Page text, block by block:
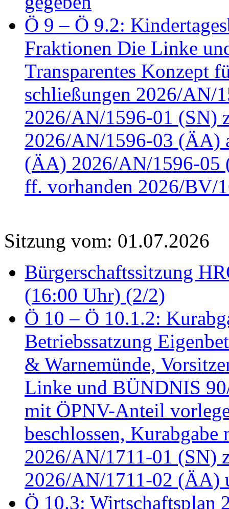
Ö 9 – Ö 9.2:
Fraktionen Die Linke
Transparentes Konzept
schließungen 2026/AN/
2026/AN/1596-01 (SN)
2026/AN/1596-03 (ÄA)
(ÄA) 2026/AN/1596-05
ff. vorhanden 2026/BV/
Sitzung vom: 01.07.2026
Bürgerschaftssitzung
(16:00 Uhr) (2/2)
Ö 10 – Ö 10.1.2:
Betriebssatzung
& Warnemünde,
Linke und BÜNDNIS
mit ÖPNV-Anteil
beschlossen,
2026/AN/1711-01 (SN)
2026/AN/1711-02 (ÄA)
Ö 10.3: Wirtschaftsplan